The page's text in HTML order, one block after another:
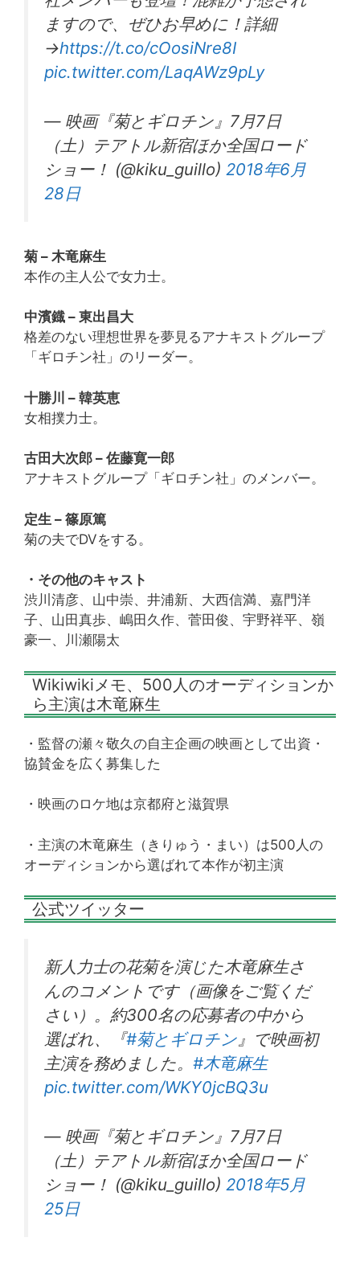
ますので、ぜひお早めに！詳細
→https://t.co/cOosiNre8I
pic.twitter.com/LaqAWz9pLy
— 映画『菊とギロチン』7月7日
（土）テアトル新宿ほか全国ロード
ショー！ (@kiku_guillo) 2018年6月
28日
菊 – 木竜麻生
本作の主人公で女力士。
中濱鐡 – 東出昌大
格差のない理想世界を夢見るアナキストグループ
「ギロチン社」のリーダー。
十勝川 – 韓英恵
女相撲力士。
古田大次郎 – 佐藤寛一郎
アナキストグループ「ギロチン社」のメンバー。
定生 – 篠原篤
菊の夫でDVをする。
・その他のキャスト
渋川清彦、山中崇、井浦新、大西信満、嘉門洋
子、山田真歩、嶋田久作、菅田俊、宇野祥平、嶺
豪一、川瀬陽太
Wikiwikiメモ、500人のオーディションか
ら主演は木竜麻生
・監督の瀬々敬久の自主企画の映画として出資・
協賛金を広く募集した
・映画のロケ地は京都府と滋賀県
・主演の木竜麻生（きりゅう・まい）は500人の
オーディションから選ばれて本作が初主演
公式ツイッター
新人力士の花菊を演じた木竜麻生さ
んのコメントです（画像をご覧くだ
さい）。約300名の応募者の中から
選ばれ、『#菊とギロチン』で映画初
主演を務めました。 #木竜麻生
pic.twitter.com/WKY0jcBQ3u
— 映画『菊とギロチン』7月7日
（土）テアトル新宿ほか全国ロード
ショー！ (@kiku_guillo) 2018年5月
25日